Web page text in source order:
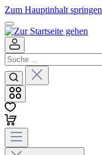
Zum Hauptinhalt springen